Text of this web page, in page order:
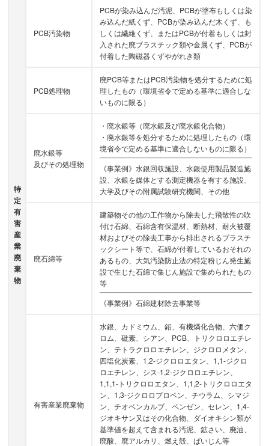
特
定
有
害
産
業
廃
棄
物
PCB汚染物
PCBが染み込んだ汚泥、PCBが塗布もしくは染
み込んだ紙くず、PCBが染み込んだ木くず、も
しくは繊維くず、またはPCBが付着もしくは封
入された廃ブラスチック類や金属くず、PCBが
付着した陶磁器くずやがれき類
PCB処理物
廃PCB等またはPCB汚染物を処分するために処
理したもの（環境省令で定める基準に適合しな
いものに限る）
廃水銀等
及びその処理物
・廃水銀等（廃水銀及び廃水銀化合物）
・廃水銀等を処分するために処理したもの（環
境省令で定める基準に適合しないものに限る）
《事業例》水銀回収施設、水銀使用製品製造施
設、水銀を媒体とする測定機器を有する施設、
大学及びその附属試験研究機関、その他
廃石綿等
建築物その他の工作物から除去した飛散性の吹
付け石綿、石綿含有保温材、断熱材、耐火被覆
材およびその除去工事から排出されるプラスチ
ックシート等で、石綿が付着しているおそれの
あるもの、大気汚染防止法の特定粉じん発生施
設で生じた石綿で集じん施設で集められたもの
等
《事業例》石綿建材除去事業等
有害産業廃棄物
水銀、カドミウム、鉛、有機燐化合物、六価ク
ロム、砒素、シアン、PCB、トリクロロエチレ
ン、テトラクロロエチレン、ジクロロメタン、
四塩化炭素、1,2-ジクロロエタン、1,1-ジクロ
ロエチレン、シス-1,2-ジクロロエチレン、
1,1,1-トリクロロエタン、1,1,2-トリクロロエタ
ン、1,3-ジクロロプロペン、チウラム、シマジ
ン、チオベンカルブ、ベンゼン、セレン、1,4-
ジオキサン又はその化合物、ダイオキシン類が
基準値を超えて含まれる汚泥、鉱さい、廃油、
廃酸、廃アルカリ、燃え殻、ばいじん等